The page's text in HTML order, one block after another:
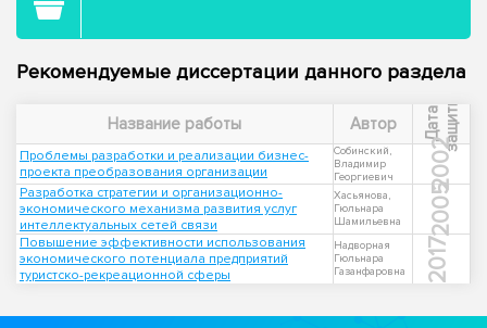
Рекомендуемые диссертации данного раздела
Название работы Автор Д
а
т
а
з
а
щ
и
ты
Проблемы разработки и реализации бизнес-
проекта преобразования организации
Собинский,
Владимир
Георгиевич
2002
Разработка стратегии и организационно-
экономического механизма развития услуг
интеллектуальных сетей связи
Хасьянова,
Гюльнара
Шамильевна
2005
Повышение эффективности использования
экономического потенциала предприятий
туристско-рекреационной сферы
Надворная
Гюльнара
Газанфаровна
2017